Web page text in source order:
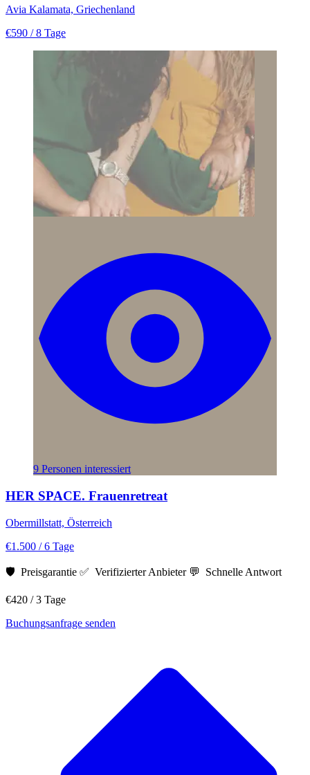
Avia Kalamata, Griechenland
€590 / 8 Tage
9 Personen interessiert
HER SPACE. Frauenretreat
Obermillstatt, Österreich
€1.500 / 6 Tage
🛡️ Preisgarantie ✅ Verifizierter Anbieter 💬 Schnelle Antwort
€420 / 3 Tage
Buchungsanfrage senden